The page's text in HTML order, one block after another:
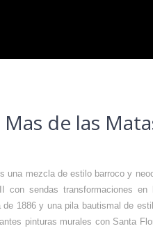
de las
una mezcla de estilo barroco y
con sendas transformaciones
1886 y una pila bautismal de
pinturas murales con Santa